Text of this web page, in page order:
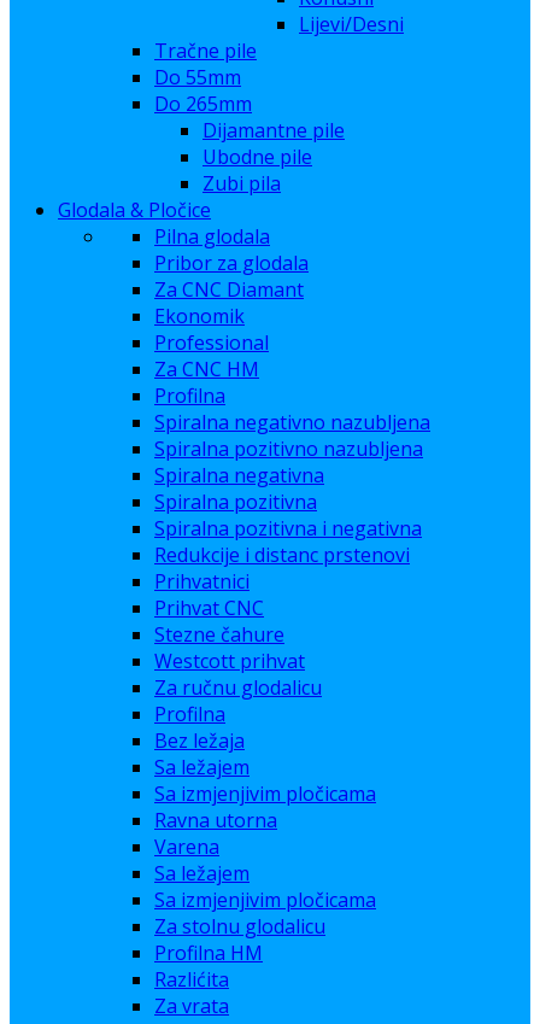
Lijevi/Desni
Tračne pile
Do 55mm
Do 265mm
Dijamantne pile
Ubodne pile
Zubi pila
Glodala & Pločice
Pilna glodala
Pribor za glodala
Za CNC Diamant
Ekonomik
Professional
Za CNC HM
Profilna
Spiralna negativno nazubljena
Spiralna pozitivno nazubljena
Spiralna negativna
Spiralna pozitivna
Spiralna pozitivna i negativna
Redukcije i distanc prstenovi
Prihvatnici
Prihvat CNC
Stezne čahure
Westcott prihvat
Za ručnu glodalicu
Profilna
Bez ležaja
Sa ležajem
Sa izmjenjivim pločicama
Ravna utorna
Varena
Sa ležajem
Sa izmjenjivim pločicama
Za stolnu glodalicu
Profilna HM
Razlićita
Za vrata